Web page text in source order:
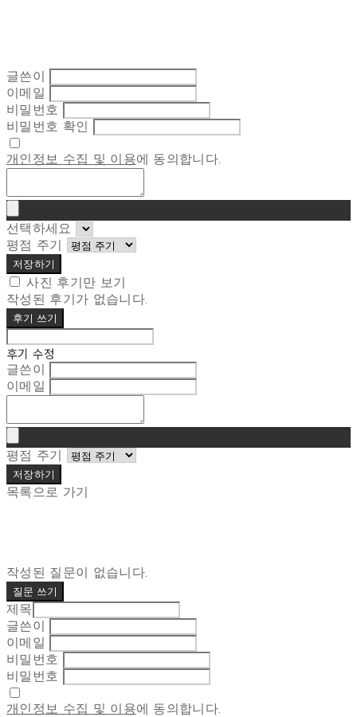
글쓴이
이메일
비밀번호
비밀번호 확인
개인정보 수집 및 이용에 동의합니다.
선택하세요
평점 주기
저장하기
사진 후기만 보기
작성된 후기가 없습니다.
후기 쓰기
후기 수정
글쓴이
이메일
평점 주기
저장하기
목록으로 가기
작성된 질문이 없습니다.
질문 쓰기
제목
글쓴이
이메일
비밀번호
비밀번호
개인정보 수집 및 이용에 동의합니다.